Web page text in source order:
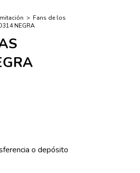
> Fans de los
NEGRA
o depósito